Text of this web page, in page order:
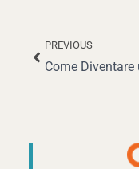
Precedente
PREVIOUS